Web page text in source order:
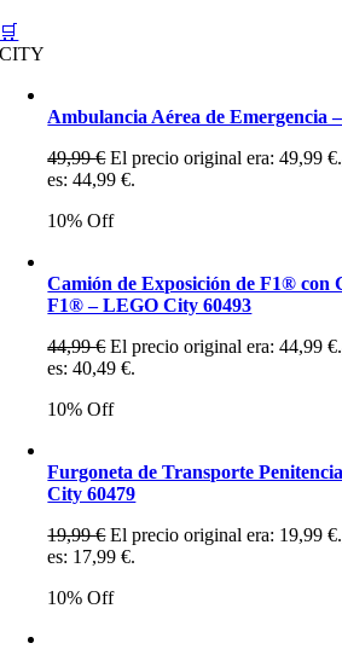
🛒
CITY
Ambulancia Aérea de Emergencia
49,99€ El precio original era: 49,99 €.
es: 44,99 €.
10% Off
Camión de Exposición de F1® con
F1® – LEGO City 60493
44,99€ El precio original era: 44,99 €.
es: 40,49 €.
10% Off
Furgoneta de Transporte
City 60479
19,99€ El precio original era: 19,99 €.
es: 17,99 €.
10% Off